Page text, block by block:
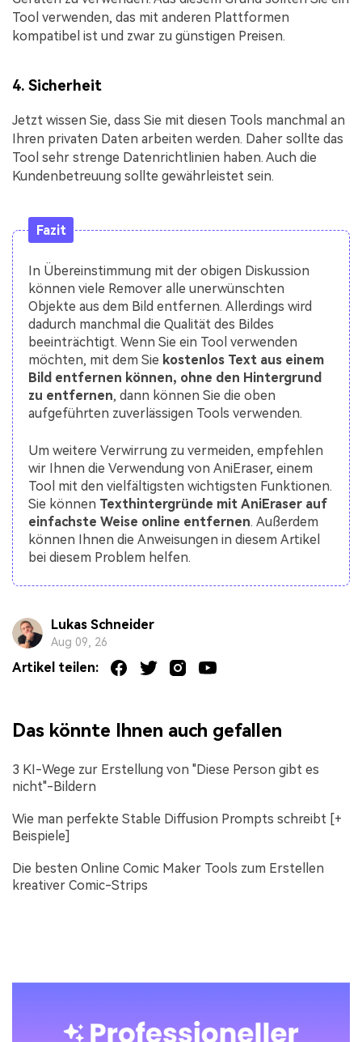
Tool verwenden, das mit anderen Plattformen
kompatibel ist und zwar zu günstigen Preisen.
4. Sicherheit
Jetzt wissen Sie, dass Sie mit diesen Tools manchmal an
Ihren privaten Daten arbeiten werden. Daher sollte das
Tool sehr strenge Datenrichtlinien haben. Auch die
Kundenbetreuung sollte gewährleistet sein.
Fazit
In Übereinstimmung mit der obigen Diskussion
können viele Remover alle unerwünschten
Objekte aus dem Bild entfernen. Allerdings wird
dadurch manchmal die Qualität des Bildes
beeinträchtigt. Wenn Sie ein Tool verwenden
möchten, mit dem Sie kostenlos Text aus einem
Bild entfernen können, ohne den Hintergrund
zu entfernen, dann können Sie die oben
aufgeführten zuverlässigen Tools verwenden.
Um weitere Verwirrung zu vermeiden, empfehlen
wir Ihnen die Verwendung von AniEraser, einem
Tool mit den vielfältigsten wichtigsten Funktionen.
Sie können Texthintergründe mit AniEraser auf
einfachste Weise online entfernen. Außerdem
können Ihnen die Anweisungen in diesem Artikel
bei diesem Problem helfen.
Lukas Schneider
Aug 09, 26
Artikel teilen:
Das könnte Ihnen auch gefallen
3 KI-Wege zur Erstellung von "Diese Person gibt es
nicht"-Bildern
Wie man perfekte Stable Diffusion Prompts schreibt [+
Beispiele]
Die besten Online Comic Maker Tools zum Erstellen
kreativer Comic-Strips